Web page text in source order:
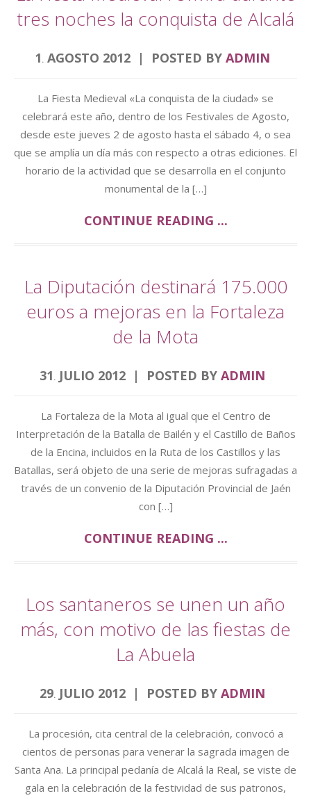
tres noches la conquista de Alcalá
1 . AGOSTO 2012 POSTED BY ADMIN
La Fiesta Medieval «La conquista de la ciudad» se
celebrará este año, dentro de los Festivales de Agosto,
desde este jueves 2 de agosto hasta el sábado 4, o sea
que se amplía un día más con respecto a otras ediciones. El
horario de la actividad que se desarrolla en el conjunto
monumental de la […]
CONTINUE READING ...
La Diputación destinará 175.000
euros a mejoras en la Fortaleza
de la Mota
31 . JULIO 2012 POSTED BY ADMIN
La Fortaleza de la Mota al igual que el Centro de
Interpretación de la Batalla de Bailén y el Castillo de Baños
de la Encina, incluidos en la Ruta de los Castillos y las
Batallas, será objeto de una serie de mejoras sufragadas a
través de un convenio de la Diputación Provincial de Jaén
con […]
CONTINUE READING ...
Los santaneros se unen un año
más, con motivo de las fiestas de
La Abuela
29. JULIO 2012 POSTED BY ADMIN
La procesión, cita central de la celebración, convocó a
cientos de personas para venerar la sagrada imagen de
Santa Ana. La principal pedanía de Alcalá la Real, se viste de
gala en la celebración de la festividad de sus patronos,